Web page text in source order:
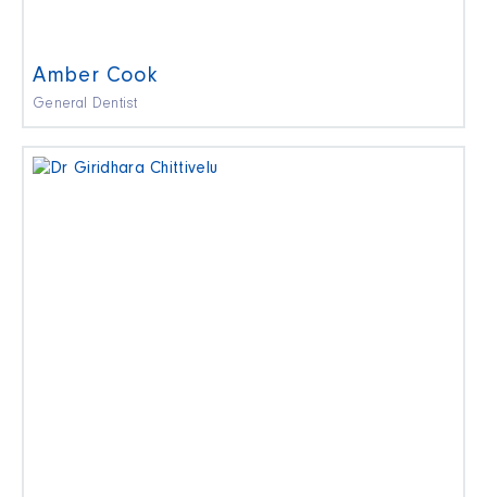
Amber Cook
General Dentist